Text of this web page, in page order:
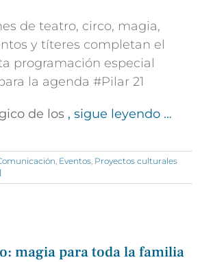
de teatro, circo, magia,
y títeres completan el
programación especial
la agenda #Pilar 21
de los , sigue leyendo …
Eventos Proyectos culturales
magia para toda la familia